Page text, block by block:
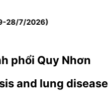
7/2026)
phổi Quy Nhơn
and lung disease